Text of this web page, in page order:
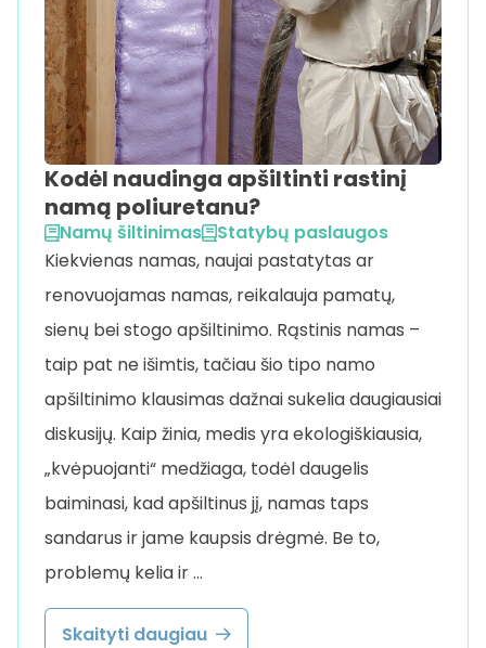
Kodėl naudinga apšiltinti rastinį
namą poliuretanu?
Namų šiltinimas
Statybų paslaugos
Kiekvienas namas, naujai pastatytas ar
renovuojamas namas, reikalauja pamatų,
sienų bei stogo apšiltinimo. Rąstinis namas –
taip pat ne išimtis, tačiau šio tipo namo
apšiltinimo klausimas dažnai sukelia daugiausiai
diskusijų. Kaip žinia, medis yra ekologiškiausia,
„kvėpuojanti“ medžiaga, todėl daugelis
baiminasi, kad apšiltinus jį, namas taps
sandarus ir jame kaupsis drėgmė. Be to,
problemų kelia ir …
Skaityti daugiau